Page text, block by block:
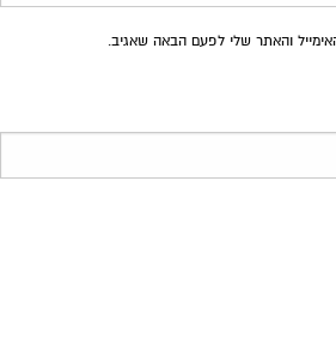
והאתר שלי לפעם הבאה שאגיב.